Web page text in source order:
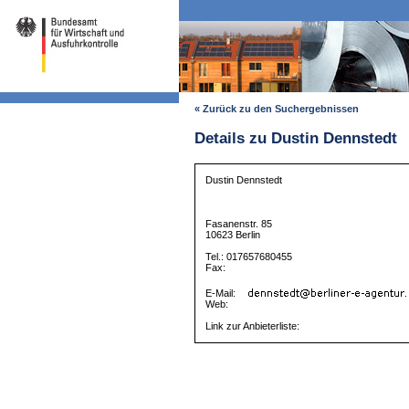
« Zurück zu den Suchergebnissen
Details zu Dustin Dennstedt
Dustin Dennstedt
Fasanenstr. 85
10623 Berlin
Tel.: 017657680455
Fax:
E-Mail:
Web:
Link zur Anbieterliste: